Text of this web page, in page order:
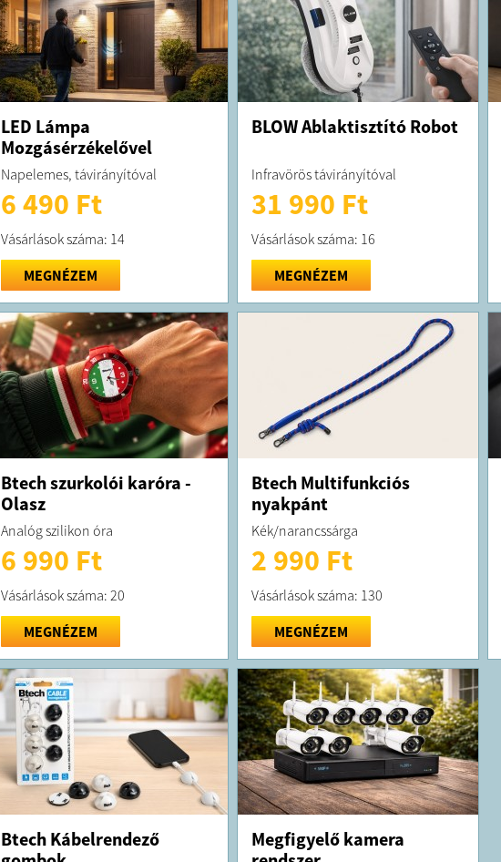
LED Lámpa
Mozgásérzékelővel
Napelemes, távirányítóval
6 490 Ft
Vásárlások száma: 14
MEGNÉZEM
BLOW Ablaktisztító Robot
Infravörös távirányítóval
31 990 Ft
Vásárlások száma: 16
MEGNÉZEM
Btech szurkolói karóra -
Olasz
Analóg szilikon óra
6 990 Ft
Vásárlások száma: 20
MEGNÉZEM
Btech Multifunkciós
nyakpánt
Kék/narancssárga
2 990 Ft
Vásárlások száma: 130
MEGNÉZEM
Btech Kábelrendező
Megfigyelő kamera